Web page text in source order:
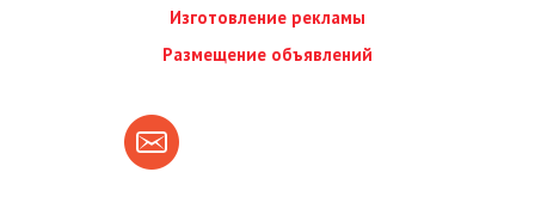
Изготовление рекламы
Размещение объявлений